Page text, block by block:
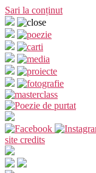
Sari la conținut
site credits